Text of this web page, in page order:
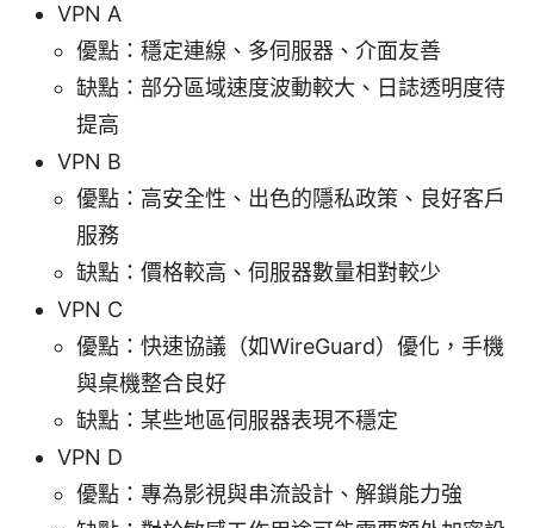
VPN A
優點：穩定連線、多伺服器、介面友善
缺點：部分區域速度波動較大、日誌透明度待
提高
VPN B
優點：高安全性、出色的隱私政策、良好客戶
服務
缺點：價格較高、伺服器數量相對較少
VPN C
優點：快速協議（如WireGuard）優化，手機
與桌機整合良好
缺點：某些地區伺服器表現不穩定
VPN D
優點：專為影視與串流設計、解鎖能力強